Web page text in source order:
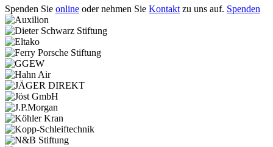
Spenden Sie online oder nehmen Sie Kontakt zu uns auf. Spenden